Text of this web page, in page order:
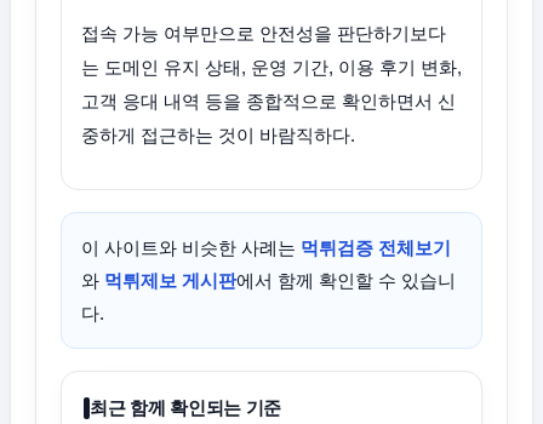
접속 가능 여부만으로 안전성을 판단하기보다
는 도메인 유지 상태, 운영 기간, 이용 후기 변화,
고객 응대 내역 등을 종합적으로 확인하면서 신
중하게 접근하는 것이 바람직하다.
이 사이트와 비슷한 사례는 먹튀검증 전체보기
와 먹튀제보 게시판에서 함께 확인할 수 있습니
다.
최근 함께 확인되는 기준